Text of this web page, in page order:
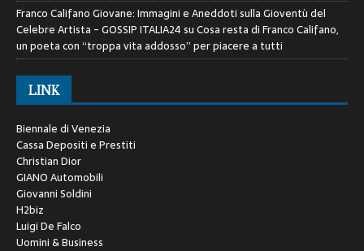
Franco Califano Giovane: Immagini e Aneddoti sulla Gioventù del
Celebre Artista - GOSSIP ITALIA24suCosa resta di Franco Califano,
un poeta con “troppa vita addosso” per piacere a tutti
LINK
Biennale di Venezia
Cassa Depositi e Prestiti
Christian Dior
GIANO Automobili
Giovanni Soldini
H2biz
Luigi De Falco
Uomini & Business